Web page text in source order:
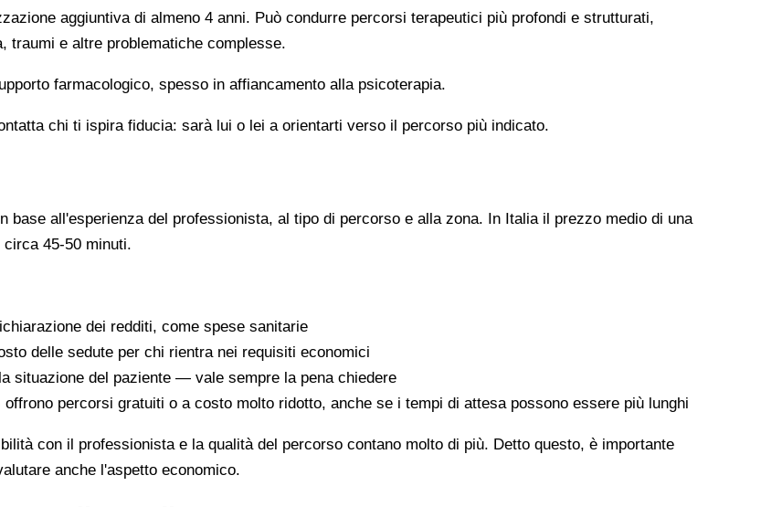
aggiuntiva di almeno 4 anni. Può condurre percorsi terapeutici più profondi e strutturati,
traumi e altre problematiche complesse.
farmacologico, spesso in affiancamento alla psicoterapia.
chi ti ispira fiducia: sarà lui o lei a orientarti verso il percorso più indicato.
base all'esperienza del professionista, al tipo di percorso e alla zona. In Italia il prezzo medio di una
45-50 minuti.
dei redditi, come spese sanitarie
delle sedute per chi rientra nei requisiti economici
situazione del paziente — vale sempre la pena chiedere
percorsi gratuiti o a costo molto ridotto, anche se i tempi di attesa possono essere più lunghi
con il professionista e la qualità del percorso contano molto di più. Detto questo, è importante
anche l'aspetto economico.